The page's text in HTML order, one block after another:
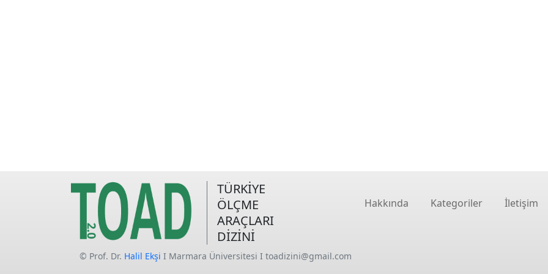
TÜRKİYE
ÖLÇME
ARAÇLARI
DİZİNİ
Hakkında Kategoriler İletişim
© Prof. Dr. Halil Ekşi I Marmara Üniversitesi I toadizini@gmail.com